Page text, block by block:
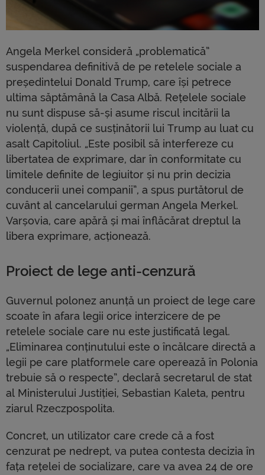
Angela Merkel consideră „problematică”
suspendarea definitivă de pe retelele sociale a
președintelui Donald Trump, care își petrece
ultima săptămână la Casa Albă. Rețelele sociale
nu sunt dispuse să-și asume riscul incitării la
violență, după ce susținătorii lui Trump au luat cu
asalt Capitoliul. „Este posibil să interfereze cu
libertatea de exprimare, dar în conformitate cu
limitele definite de legiuitor și nu prin decizia
conducerii unei companii”, a spus purtătorul de
cuvânt al cancelarului german Angela Merkel.
Varșovia, care apără și mai înflăcărat dreptul la
libera exprimare, acționează.
Proiect de lege anti-cenzură
Guvernul polonez anunță un proiect de lege care
scoate în afara legii orice interzicere de pe
retelele sociale care nu este justificată legal.
„Eliminarea conținutului este o încălcare directă a
legii pe care platformele care operează în Polonia
trebuie să o respecte”, declară secretarul de stat
al Ministerului Justiției, Sebastian Kaleta, pentru
ziarul Rzeczpospolita.
Concret, un utilizator care crede că a fost
cenzurat pe nedrept, va putea contesta decizia în
fața rețelei de socializare, care va avea 24 de ore